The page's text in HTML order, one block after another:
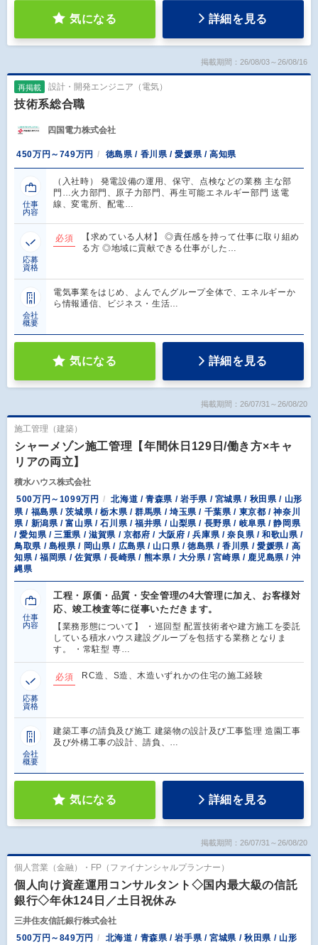
気になる 詳細を見る
掲載期間：26/08/03～26/08/16
再掲載 設計・開発エンジニア（電気）
技術系総合職
四国電力株式会社
450万円～749万円 徳島県 / 香川県 / 愛媛県 / 高知県
仕事
内容
（入社時） 発電設備の運用、保守、点検などの業務 主な部
門…火力部門、原子力部門、再生可能エネルギー部門 送電
線、変電所、配電…
応募
資格
必須
【求めている人材】 ◎責任感を持って仕事に取り組め
る方 ◎地域に貢献できる仕事がした…
会社
概要
電気事業をはじめ、よんでんグループ全体で、エネルギーか
ら情報通信、ビジネス・生活…
気になる 詳細を見る
掲載期間：26/07/31～26/08/20
施工管理（建築）
シャーメゾン施工管理【年間休日129日/働き方×キャ
リアの両立】
積水ハウス株式会社
500万円～1099万円
北海道 / 青森県 / 岩手県 / 宮城県 / 秋田県 / 山形
県 / 福島県 / 茨城県 / 栃木県 / 群馬県 / 埼玉県 / 千葉県 / 東京都 / 神奈川
県 / 新潟県 / 富山県 / 石川県 / 福井県 / 山梨県 / 長野県 / 岐阜県 / 静岡県
/ 愛知県 / 三重県 / 滋賀県 / 京都府 / 大阪府 / 兵庫県 / 奈良県 / 和歌山県 /
鳥取県 / 島根県 / 岡山県 / 広島県 / 山口県 / 徳島県 / 香川県 / 愛媛県 / 高
知県 / 福岡県 / 佐賀県 / 長崎県 / 熊本県 / 大分県 / 宮崎県 / 鹿児島県 / 沖
縄県
仕事
内容
工程・原価・品質・安全管理の4大管理に加え、お客様対
応、竣工検査等に従事いただきます。
【業務形態について】 ・巡回型 配置技術者や建方施工を委託
している積水ハウス建設グループを包括する業務となりま
す。 ・常駐型 専…
応募
資格
必須 RC造、S造、木造いずれかの住宅の施工経験
会社
概要
建築工事の請負及び施工 建築物の設計及び工事監理 造園工事
及び外構工事の設計、請負、…
気になる 詳細を見る
掲載期間：26/07/31～26/08/20
個人営業（金融）・FP（ファイナンシャルプランナー）
個人向け資産運用コンサルタント◇国内最大級の信託
銀行◇年休124日／土日祝休み
三井住友信託銀行株式会社
500万円～849万円
北海道 / 青森県 / 岩手県 / 宮城県 / 秋田県 / 山形